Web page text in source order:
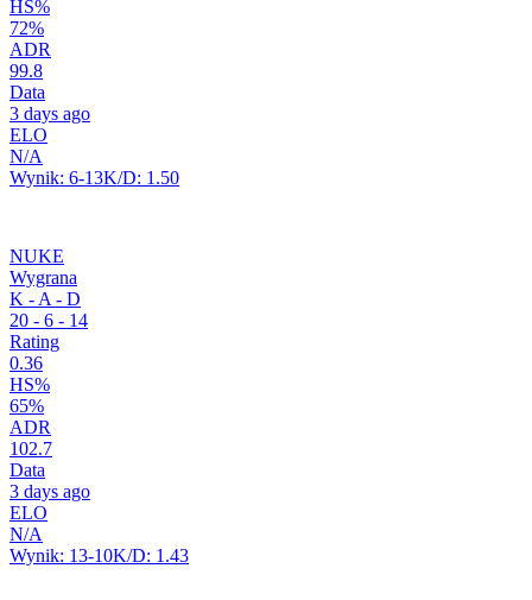
HS%
72%
ADR
99.8
Data
3 days ago
ELO
N/A
Wynik: 6-13K/D: 1.50
NUKE
Wygrana
K - A - D
20 - 6 - 14
Rating
0.36
HS%
65%
ADR
102.7
Data
3 days ago
ELO
N/A
Wynik: 13-10K/D: 1.43